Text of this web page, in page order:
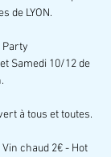
de LYON.
Party
Samedi 10/12 de
à tous et toutes.
chaud 2€ - Hot